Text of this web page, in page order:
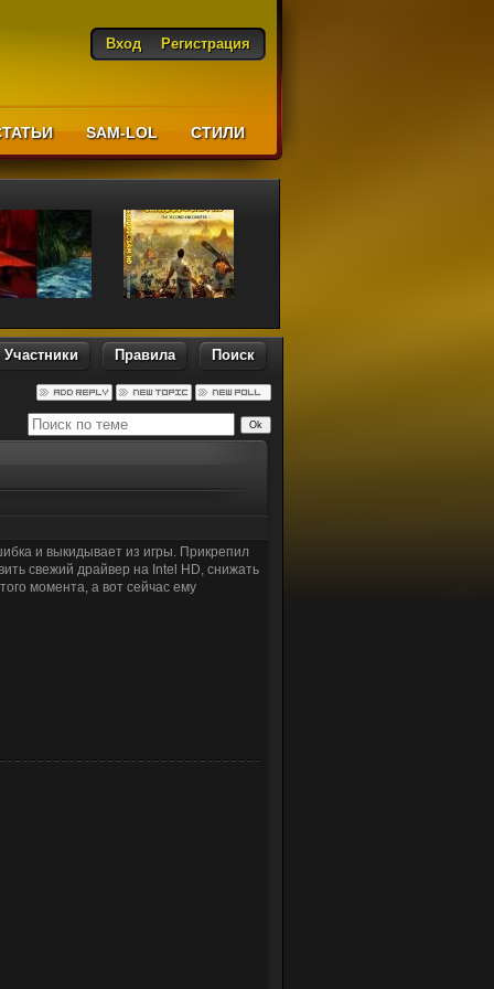
Вход Регистрация
SAM-LOL CТИЛИ
Участники Правила Поиск
и выкидывает из игры. Прикрепил
свежий драйвер на Intel HD, снижать
момента, а вот сейчас ему